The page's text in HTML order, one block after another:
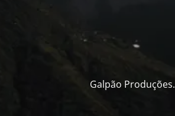
Galpão Produções.